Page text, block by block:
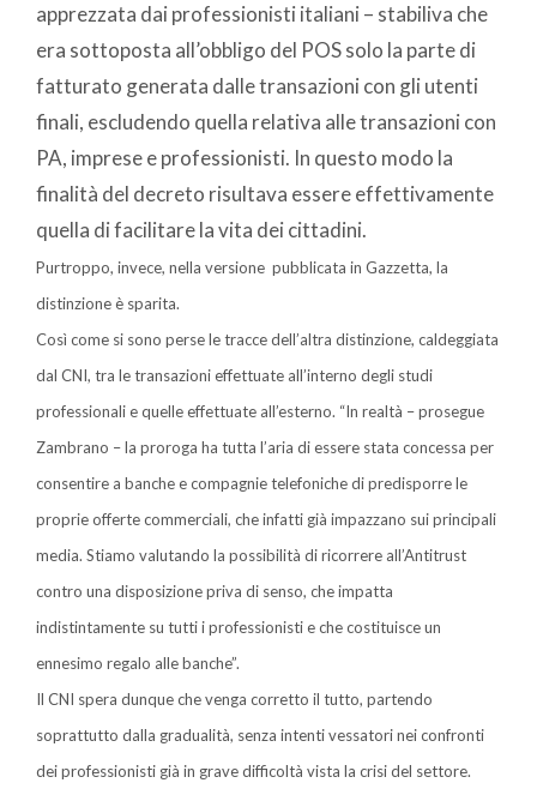
apprezzata dai professionisti italiani – stabiliva che
era sottoposta all’obbligo del POS solo la parte di
fatturato generata dalle transazioni con gli utenti
finali, escludendo quella relativa alle transazioni con
PA, imprese e professionisti. In questo modo la
finalità del decreto risultava essere effettivamente
quella di facilitare la vita dei cittadini.
Purtroppo, invece, nella versione pubblicata in Gazzetta, la
distinzione è sparita.
Così come si sono perse le tracce dell’altra distinzione, caldeggiata
dal CNI, tra le transazioni effettuate all’interno degli studi
professionali e quelle effettuate all’esterno. “In realtà – prosegue
Zambrano – la proroga ha tutta l’aria di essere stata concessa per
consentire a banche e compagnie telefoniche di predisporre le
proprie offerte commerciali, che infatti già impazzano sui principali
media. Stiamo valutando la possibilità di ricorrere all’Antitrust
contro una disposizione priva di senso, che impatta
indistintamente su tutti i professionisti e che costituisce un
ennesimo regalo alle banche”.
Il CNI spera dunque che venga corretto il tutto, partendo
soprattutto dalla gradualità, senza intenti vessatori nei confronti
dei professionisti già in grave difficoltà vista la crisi del settore.